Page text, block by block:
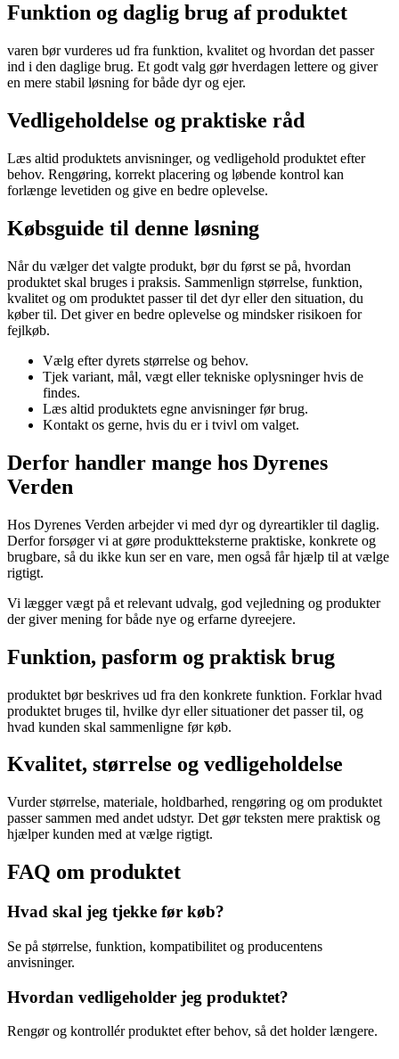
Funktion og daglig brug af produktet
varen bør vurderes ud fra funktion, kvalitet og hvordan det passer
ind i den daglige brug. Et godt valg gør hverdagen lettere og giver
en mere stabil løsning for både dyr og ejer.
Vedligeholdelse og praktiske råd
Læs altid produktets anvisninger, og vedligehold produktet efter
behov. Rengøring, korrekt placering og løbende kontrol kan
forlænge levetiden og give en bedre oplevelse.
Købsguide til denne løsning
Når du vælger det valgte produkt, bør du først se på, hvordan
produktet skal bruges i praksis. Sammenlign størrelse, funktion,
kvalitet og om produktet passer til det dyr eller den situation, du
køber til. Det giver en bedre oplevelse og mindsker risikoen for
fejlkøb.
Vælg efter dyrets størrelse og behov.
Tjek variant, mål, vægt eller tekniske oplysninger hvis de
findes.
Læs altid produktets egne anvisninger før brug.
Kontakt os gerne, hvis du er i tvivl om valget.
Derfor handler mange hos Dyrenes
Verden
Hos Dyrenes Verden arbejder vi med dyr og dyreartikler til daglig.
Derfor forsøger vi at gøre produktteksterne praktiske, konkrete og
brugbare, så du ikke kun ser en vare, men også får hjælp til at vælge
rigtigt.
Vi lægger vægt på et relevant udvalg, god vejledning og produkter
der giver mening for både nye og erfarne dyreejere.
Funktion, pasform og praktisk brug
produktet bør beskrives ud fra den konkrete funktion. Forklar hvad
produktet bruges til, hvilke dyr eller situationer det passer til, og
hvad kunden skal sammenligne før køb.
Kvalitet, størrelse og vedligeholdelse
Vurder størrelse, materiale, holdbarhed, rengøring og om produktet
passer sammen med andet udstyr. Det gør teksten mere praktisk og
hjælper kunden med at vælge rigtigt.
FAQ om produktet
Hvad skal jeg tjekke før køb?
Se på størrelse, funktion, kompatibilitet og producentens
anvisninger.
Hvordan vedligeholder jeg produktet?
Rengør og kontrollér produktet efter behov, så det holder længere.